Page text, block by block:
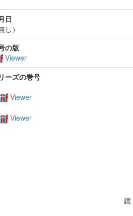
日
し）
の版
Viewer
ーズの巻号
Viewer
Viewer
鏡